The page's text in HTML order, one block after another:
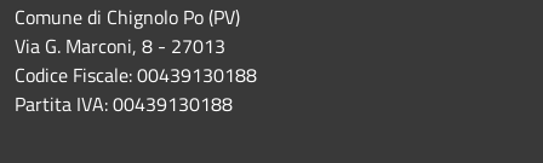
Comune di Chignolo Po (PV)
Via G. Marconi, 8 - 27013
Codice Fiscale: 00439130188
Partita IVA: 00439130188